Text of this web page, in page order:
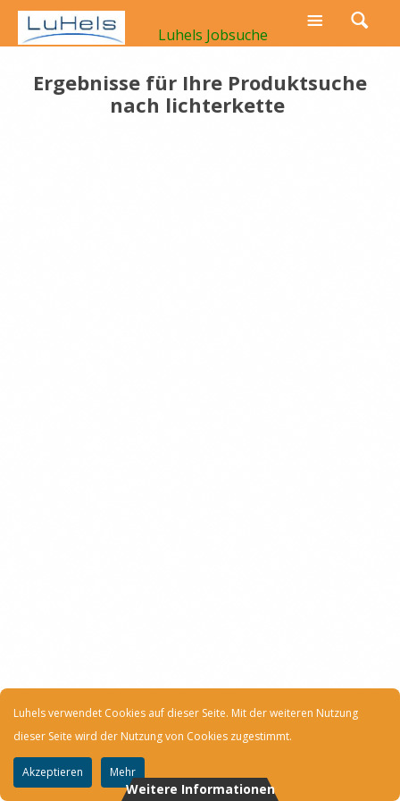
Luhels Jobsuche
Ergebnisse für Ihre Produktsuche
nach lichterkette
Weitere Informationen
Luhels verwendet Cookies auf dieser Seite. Mit der weiteren Nutzung
dieser Seite wird der Nutzung von Cookies zugestimmt.
Akzeptieren Mehr